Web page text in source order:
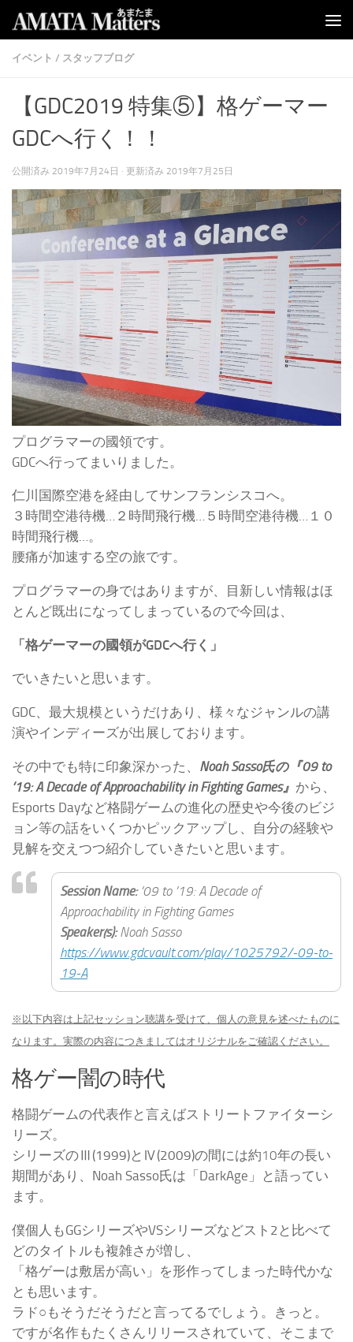
コンテンツへスキップ
イベント / スタッフブログ
【GDC2019 特集⑤】格ゲーマー
GDCへ行く！！
公開済み 2019年7月24日 · 更新済み 2019年7月25日
プログラマーの國領です。
GDCへ行ってまいりました。
仁川国際空港を経由してサンフランシスコへ。
３時間空港待機…２時間飛行機…５時間空港待機…１０
時間飛行機…。
腰痛が加速する空の旅です。
プログラマーの身ではありますが、目新しい情報はほ
とんど既出になってしまっているので今回は、
「格ゲーマーの國領がGDCへ行く」
でいきたいと思います。
GDC、最大規模というだけあり、様々なジャンルの講
演やインディーズが出展しております。
その中でも特に印象深かった、 Noah Sasso氏の『09 to
’19: A Decade of Approachability in Fighting Games』 から、
Esports Dayなど格闘ゲームの進化の歴史や今後のビジ
ョン等の話をいくつかピックアップし、自分の経験や
見解を交えつつ紹介していきたいと思います。
Session Name:’09 to ’19: A Decade of
Approachability in Fighting Games
Speaker(s):Noah Sasso
https://www.gdcvault.com/play/1025792/-09-to-
19-A
※以下内容は上記セッション聴講を受けて、個人の意見を述べたものに
なります。実際の内容につきましてはオリジナルをご確認ください。
格ゲー闇の時代
格闘ゲームの代表作と言えばストリートファイターシ
リーズ。
シリーズのⅢ(1999)とⅣ(2009)の間には約10年の長い
期間があり、Noah Sasso氏は「DarkAge」と語ってい
ます。
僕個人もGGシリーズやVSシリーズなどスト2と比べて
どのタイトルも複雑さが増し、
「格ゲーは敷居が高い」を形作ってしまった時代かな
とも思います。
ラド○もそうだそうだと言ってるでしょう。きっと。
ですが名作もたくさんリリースされていて、そこまで